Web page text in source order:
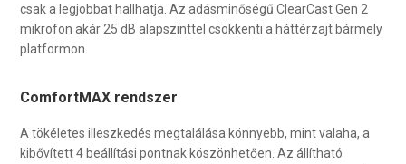
csak a legjobbat hallhatja. Az adásminőségű ClearCast Gen 2
mikrofon akár 25 dB alapszinttel csökkenti a háttérzajt bármely
platformon.
ComfortMAX rendszer
A tökéletes illeszkedés megtalálása könnyebb, mint valaha, a
kibővített 4 beállítási pontnak köszönhetően. Az állítható